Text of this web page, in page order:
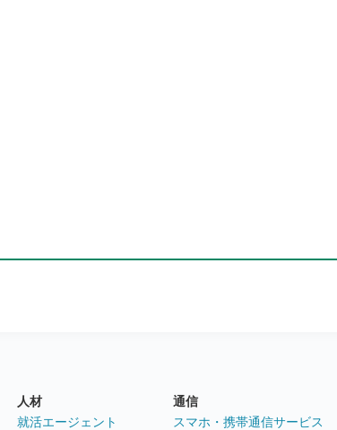
人材
就活エージェント
通信
スマホ・携帯通信サービス